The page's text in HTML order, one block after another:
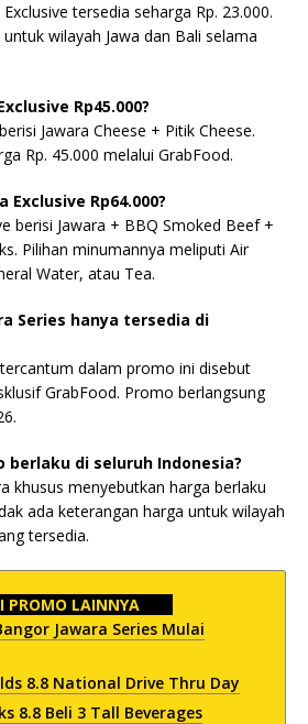
tersedia seharga Rp. 23.000.
wilayah Jawa dan Bali selama
Rp45.000?
Jawara Cheese + Pitik Cheese.
Rp. 45.000 melalui GrabFood.
Exclusive Rp64.000?
berisi Jawara + BBQ Smoked Beef +
Pilihan minumannya meliputi Air
Water, atau Tea.
Series hanya tersedia di
dalam promo ini disebut
GrabFood. Promo berlangsung
berlaku di seluruh Indonesia?
khusus menyebutkan harga berlaku
ada keterangan harga untuk wilayah
tersedia.
PROMO LAINNYA
Jawara Series Mulai
8.8 National Drive Thru Day
8.8 Beli 3 Tall Beverages